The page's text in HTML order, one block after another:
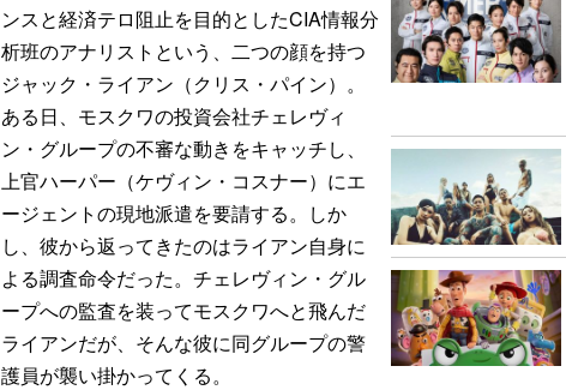
ンスと経済テロ阻止を目的としたCIA情報分
析班のアナリストという、二つの顔を持つ
ジャック・ライアン（クリス・パイン）。
ある日、モスクワの投資会社チェレヴィ
ン・グループの不審な動きをキャッチし、
上官ハーパー（ケヴィン・コスナー）にエ
ージェントの現地派遣を要請する。しか
し、彼から返ってきたのはライアン自身に
よる調査命令だった。チェレヴィン・グル
ープへの監査を装ってモスクワへと飛んだ
ライアンだが、そんな彼に同グループの警
護員が襲い掛かってくる。